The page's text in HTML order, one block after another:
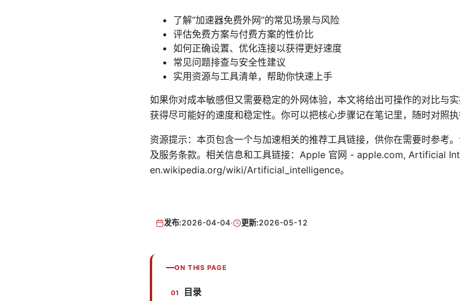
了解“加速器免费外网”的常见场景与风险
评估免费方案与付费方案的性价比
如何正确设置、优化连接以获得更好速度
常见问题排查与安全性建议
实用资源与工具清单，帮助你快速上手
如果你对成本敏感但又需要稳定的外网体验，本文将给出可操作的对比与
获得尽可能好的速度和稳定性。你可以把核心步骤记在笔记里，随时对照执
资源提示：本页包含一个与加速相关的推荐工具链接，供你在需要时参考
及服务条款。相关信息和工具链接：Apple 官网 - apple.com, Artificial
en.wikipedia.org/wiki/Artificial_intelligence。
发布:2026-04-04· 更新:2026-05-12
ON THIS PAGE
目录